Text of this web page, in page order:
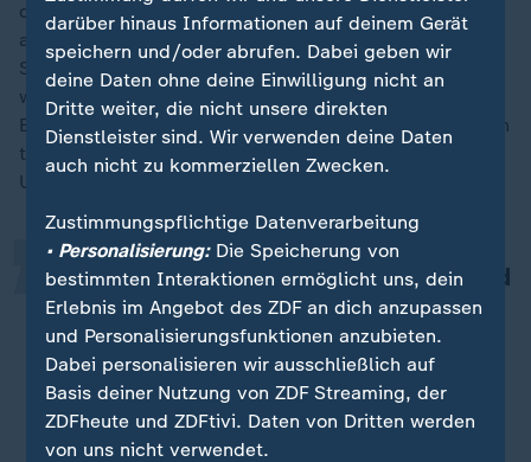
den Ladengeschäften, laut der HDE-Umfrage, vor
allem auf die schwache Kundenfrequenz an vielen
Standorten. 70 Prozent der Befragten sprechen von
weniger Besucherinnen und Besuchern als im Vorjahr.
Eine richtige Ausgabenfreude sei bei den Konsumenten
tatsächlich nicht festzustellen, so Wohlrabe, der die
Umfragen des Ifo Instituts leitet.
Die Konjunktur stottert weiterhin und
es besteht Sorge um den
Arbeitsplatz. Deswegen wird öfters
zurückhaltend beim Shopping agiert
und lieber der eine oder andere Euro
gespart.
„
darüber hinaus Informationen auf deinem Gerät
speichern und/oder abrufen. Dabei geben wir
deine Daten ohne deine Einwilligung nicht an
Dritte weiter, die nicht unsere direkten
Dienstleister sind. Wir verwenden deine Daten
auch nicht zu kommerziellen Zwecken.
Zustimmungspflichtige Datenverarbeitung
• Personalisierung:Die Speicherung von
bestimmten Interaktionen ermöglicht uns, dein
Erlebnis im Angebot des ZDF an dich anzupassen
und Personalisierungsfunktionen anzubieten.
Dabei personalisieren wir ausschließlich auf
Basis deiner Nutzung von ZDF Streaming, der
ZDFheute und ZDFtivi. Daten von Dritten werden
von uns nicht verwendet.